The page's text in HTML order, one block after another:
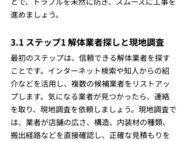
進めましょう。
3.1 ステップ1 解体業者探しと現地調査
最初のステップは、信頼できる解体業者を探す
ことです。インターネット検索や知人からの紹
介などを活用し、複数の候補業者をリストアッ
プします。気になる業者が見つかったら、連絡
を取り、現地調査を依頼しましょう。現地調査で
は、業者が店舗の広さ、構造、内装材の種類、
搬出経路などを直接確認し、正確な見積もりを